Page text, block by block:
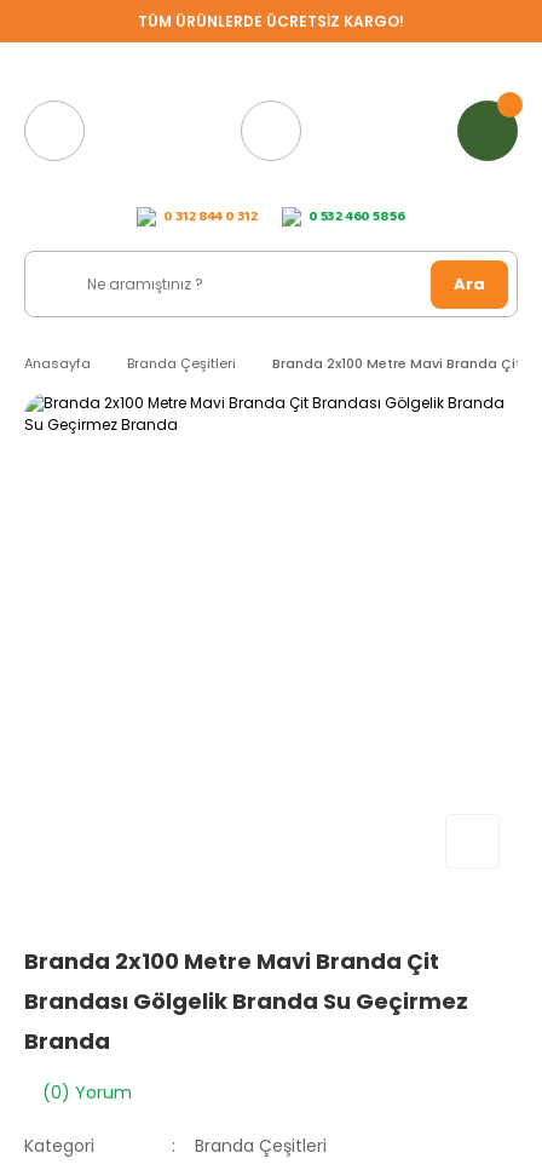
TÜM ÜRÜNLERDE ÜCRETSİZ KARGO!
0 312 844 0 312 0 532 460 58 56
Ara
Anasayfa Branda Çeşitleri Branda 2x100 Metre Mavi Branda Çit
Branda 2x100 Metre Mavi Branda Çit
Brandası Gölgelik Branda Su Geçirmez
Branda
(0) Yorum
Kategori
Branda Çeşitleri